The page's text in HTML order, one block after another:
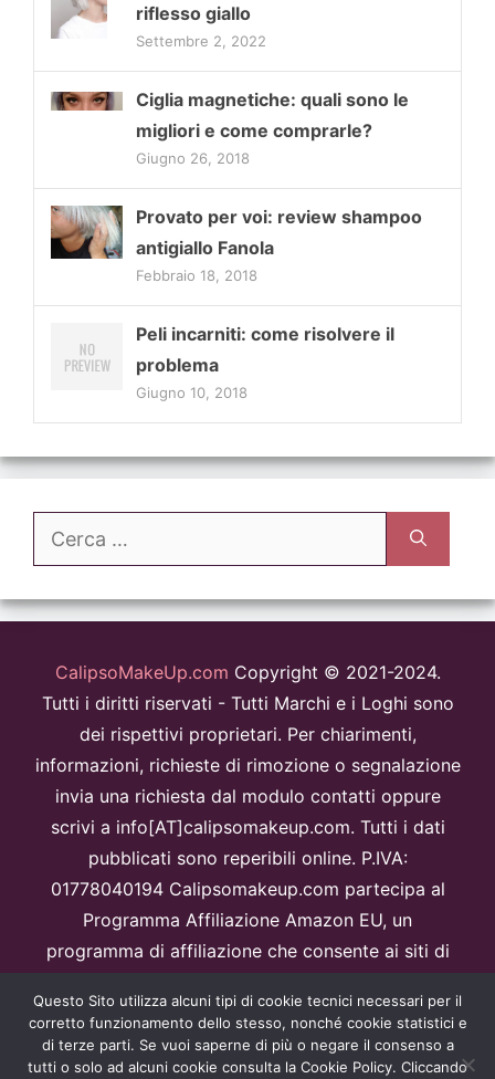
riflesso giallo
Settembre 2, 2022
Ciglia magnetiche: quali sono le
migliori e come comprarle?
Giugno 26, 2018
Provato per voi: review shampoo
antigiallo Fanola
Febbraio 18, 2018
Peli incarniti: come risolvere il
problema
Giugno 10, 2018
Ricerca
CalipsoMakeUp.com Copyright © 2021-2024.
Tutti i diritti riservati - Tutti Marchi e i Loghi sono
dei rispettivi proprietari. Per chiarimenti,
informazioni, richieste di rimozione o segnalazione
invia una richiesta dal modulo contatti oppure
scrivi a info[AT]calipsomakeup.com. Tutti i dati
pubblicati sono reperibili online. P.IVA:
01778040194 Calipsomakeup.com partecipa al
Programma Affiliazione Amazon EU, un
programma di affiliazione che consente ai siti di
pubblicizzando e fornendo link al sitoAmazon.it.
Disclaimer
Questo Sito utilizza alcuni tipi di cookie tecnici necessari per il
corretto funzionamento dello stesso, nonché cookie statistici e
di terze parti. Se vuoi saperne di più o negare il consenso a
tutti o solo ad alcuni cookie consulta la Cookie Policy. Cliccando